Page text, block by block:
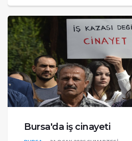
Bursa'da iş cinayeti